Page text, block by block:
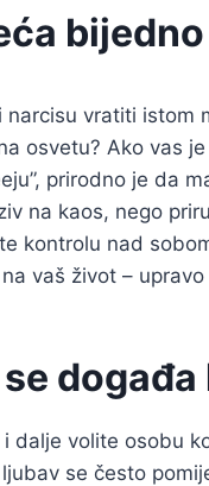
narcisu vratiti istom
osvetu? Ako vas
prirodno je da
na kaos, nego
kontrolu nad
vaš život –
dalje volite osobu
ljubav se često